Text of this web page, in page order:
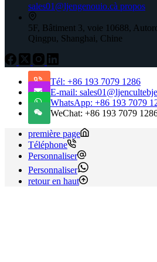
sales01@ljengenouio.cà propos
5F, Bâtiment 3, voie 10688,
Qingpu, Shanghai, Chine
Tél: +86 193 7079 1286
E-mail:
WhatsApp: +86 193 7079
WeChat: +86 193 7079
première page
Téléphone
Personnaliser
Personnaliser
retour en haut